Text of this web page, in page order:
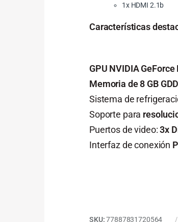
1x HDMI 2.1b
Características
GPU NVIDIA GeForce
Memoria de 8 GB
Sistema de
Soporte para
Puertos de video:3x
Interfaz de conexión
SKU:77887831720564